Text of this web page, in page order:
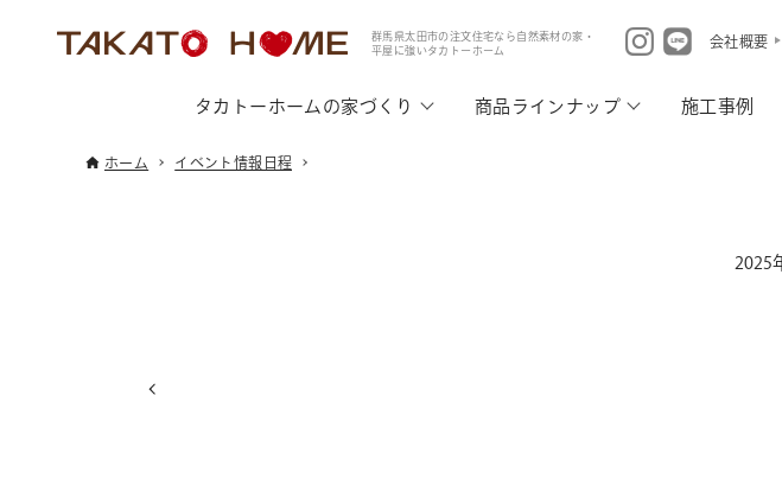
群馬県太田市の注文住宅なら自然素材の家・
平屋に強いタカトーホーム
会社概要
タカトーホームの家づくり 商品ラインナップ 施工事例
ホーム イベント情報日程
2025